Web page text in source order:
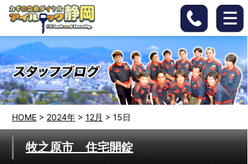
HOME > 2024年 > 12月 > 15日
牧之原市 住宅開錠